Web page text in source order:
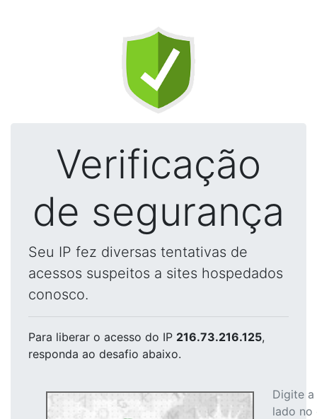
Verificação
de segurança
Seu IP fez diversas tentativas de
acessos suspeitos a sites hospedados
conosco.
Para liberar o acesso do IP 216.73.216.125,
responda ao desafio abaixo.
Digite
lado no